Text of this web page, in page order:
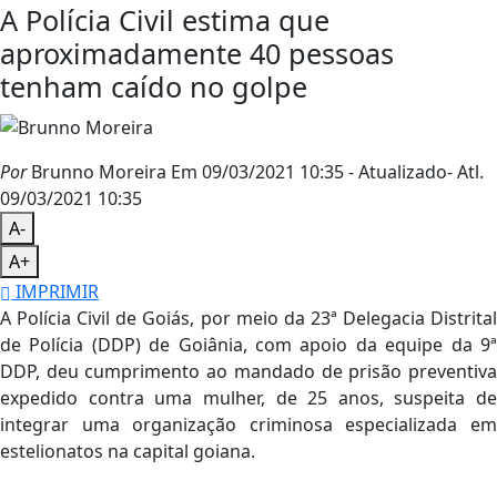
A Polícia Civil estima que
aproximadamente 40 pessoas
tenham caído no golpe
PorBrunno Moreira Em 09/03/2021 10:35- Atualizado- Atl.
09/03/2021 10:35
A-
A+
IMPRIMIR
A Polícia Civil de Goiás, por meio da 23ª Delegacia Distrital
de Polícia (DDP) de Goiânia, com apoio da equipe da 9ª
DDP, deu cumprimento ao mandado de prisão preventiva
expedido contra uma mulher, de 25 anos, suspeita de
integrar uma organização criminosa especializada em
estelionatos na capital goiana.